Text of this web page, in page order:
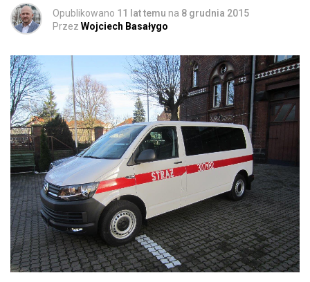
Opublikowano 11 lat temu na 8 grudnia 2015
Przez Wojciech Basałygo